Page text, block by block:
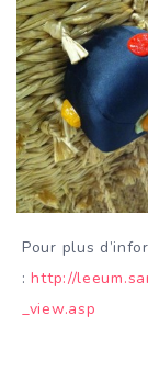
Pour plus
:http://
_view.asp